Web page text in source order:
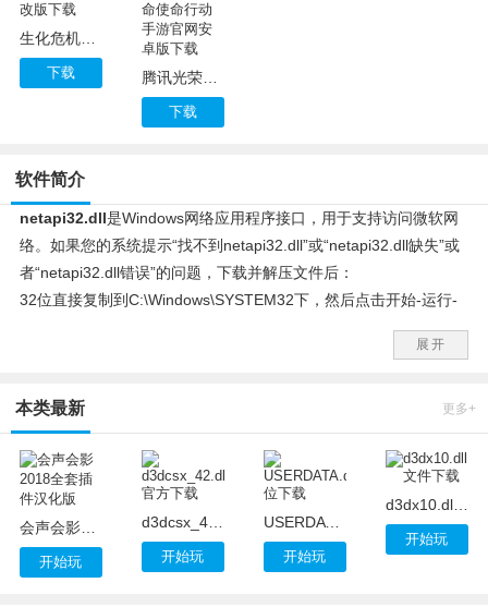
生化危机MAX变态版下载|生化危机MAXBT修改版下载
下载 腾讯光荣使命使命行动手游下载|腾讯光荣使命使命行动手游官网安卓版下载
下载
软件简介
netapi32.dll是Windows网络应用程序接口，用于支持访问微软网
络。如果您的系统提示“找不到netapi32.dll”或“netapi32.dll缺失”或
者“netapi32.dll错误”的问题，下载并解压文件后：
32位直接复制到C:\Windows\SYSTEM32下，然后点击开始-运行-
64位复制文件到c:\Windows\SysWOW64，开始-程序-附件-命令提
c:\Windows\SysWOW64\netapi32.dll即可。
展开
本类最新 更多+
会声会影2018全套插件汉化版
开始玩
d3dcsx_42.dll官方下载
开始玩
USERDATA.dll_64位下载
开始玩
d3dx10.dll文件下载
开始玩